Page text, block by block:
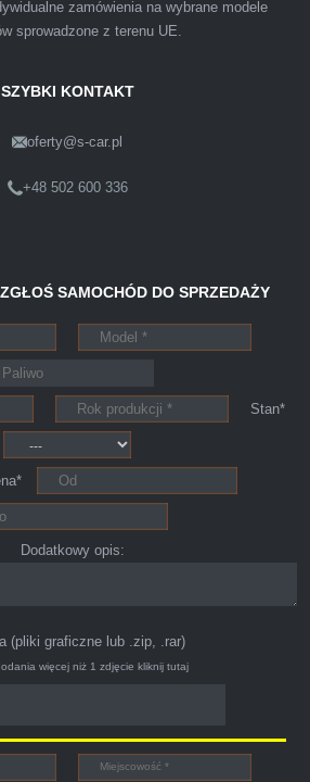
Lublin
z kolega na
ostatnio swojego
po telefonie do skupu
pod nr tel 703 403
przyjechało dwóch
panów przy kawie w
ode mnie samochód.
i profesjonalna firma maja
.
zamówienia na wybrane modele
sprowadzone z terenu UE.
SZYBKI KONTAKT
oferty@s-car.pl
+48 502 600 336
SAMOCHÓD DO SPRZEDAŻY
Stan*
Dodatkowy opis:
(pliki graficzne lub .zip, .rar)
więcej niż 1 zdjęcie kliknij tutaj